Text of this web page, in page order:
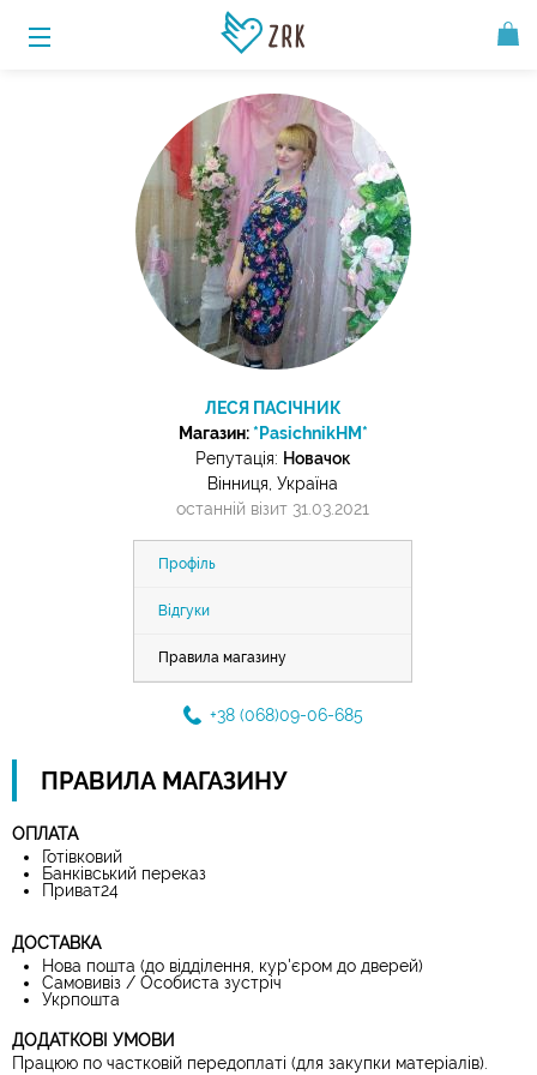
ЛЕСЯ ПАСІЧНИК
Магазин:*PasichnikHM*
Репутація: Новачок
Вінниця, Україна
останній візит 31.03.2021
Профіль
Відгуки
Правила магазину
+38 (068)09-06-685
ПРАВИЛА МАГАЗИНУ
ОПЛАТА
Готівковий
Банківський переказ
Приват24
ДОСТАВКА
Нова пошта (до відділення, кур'єром до дверей)
Самовивіз / Особиста зустріч
Укрпошта
ДОДАТКОВІ УМОВИ
Працюю по частковій передоплаті (для закупки матеріалів).